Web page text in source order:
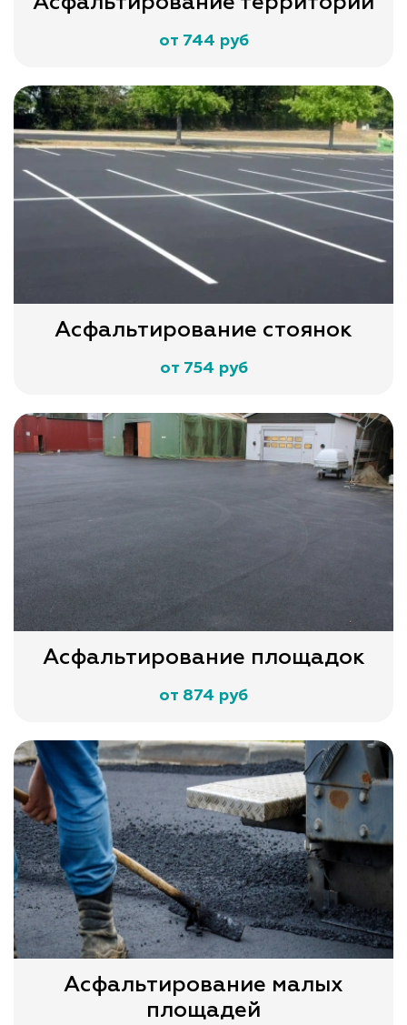
от 744 руб
Асфальтирование стоянок
от 754 руб
Асфальтирование площадок
от 874 руб
Асфальтирование малых
площадей